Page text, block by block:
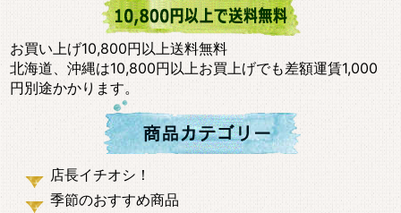
お買い上げ10,800円以上送料無料
北海道、沖縄は10,800円以上お買上げでも差額運賃1,000
円別途かかります。
店長イチオシ！
季節のおすすめ商品